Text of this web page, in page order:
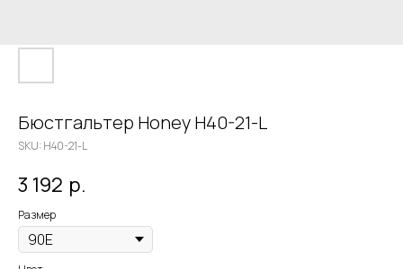
Бюстгальтер Honey H40-21-L
SKU: H40-21-L
3 192 р.
Размер